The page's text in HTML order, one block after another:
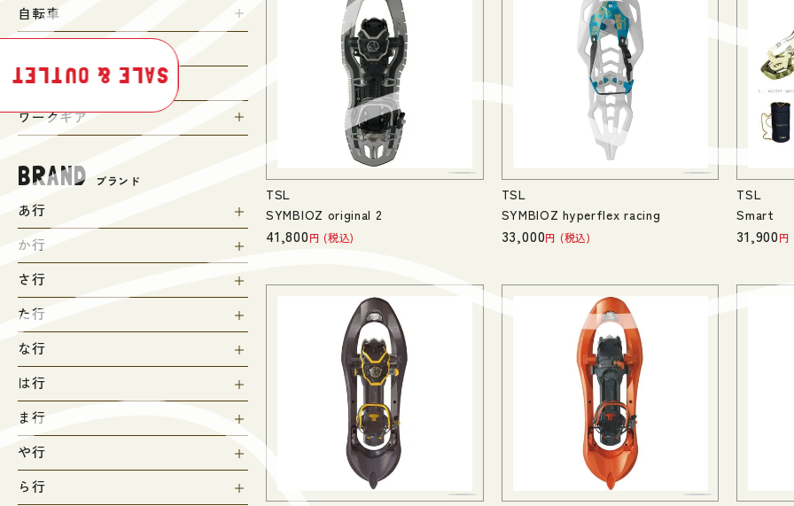
自転車
SALE
ワークギア
BRAND ブランド
あ行
か行
さ行
た行
な行
は行
ま行
や行
ら行
TSL
SYMBIOZ original 2
41,800 税込
TSL
SYMBIOZ hyperflex racing
33,000 税込
TSL
Smart
31,900
SALE & OUTLET